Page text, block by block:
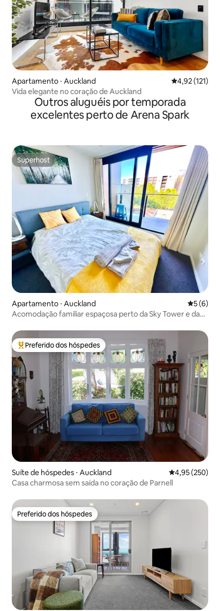
Apartamento ⋅ Auckland 4,92 de uma
4,92 (121)
Vida elegante no coração de Auckland
Outros aluguéis por temporada
excelentes perto de Arena Spark
Superhost
Superhost
Apartamento ⋅ Auckland 5 de
5 (6)
Acomodação familiar espaçosa perto da Sky Tower e da
Entre os melhores preferidos dos hóspedes
Preferido dos hóspedes
Suíte de hóspedes ⋅ Auckland 4,95 de uma
4,95 (250)
Casa charmosa sem saída no coração de Parnell
Preferido dos hóspedes
Preferido dos hóspedes